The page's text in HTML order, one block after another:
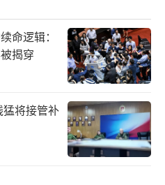
命逻辑：
揭穿
将接管补